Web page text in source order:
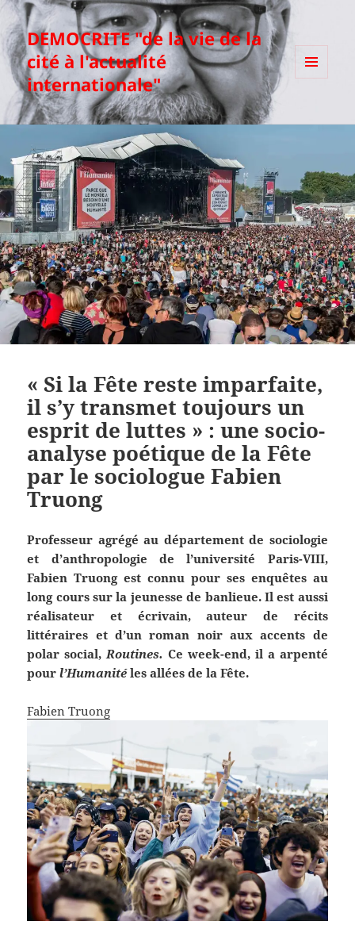
DEMOCRITE "de la vie de la
cité à l'actualité
internationale"
« Si la Fête reste imparfaite,
il s’y transmet toujours un
esprit de luttes » : une socio-
analyse poétique de la Fête
par le sociologue Fabien
Truong
Professeur agrégé au département de sociologie
et d’anthropologie de l’université Paris-VIII,
Fabien Truong est connu pour ses enquêtes au
long cours sur la jeunesse de banlieue. Il est aussi
réalisateur et écrivain, auteur de récits
littéraires et d’un roman noir aux accents de
polar social, Routines.Ce week-end, il a arpenté
pourl’Humanitéles allées de la Fête.
Fabien Truong